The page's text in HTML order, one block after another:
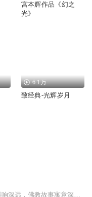
宫本辉作品《幻之
光》
6.1万
致经典-光辉岁月